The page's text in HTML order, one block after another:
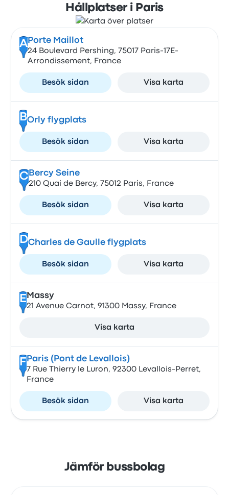
Hållplatser i Paris
A Porte Maillot
24 Boulevard Pershing, 75017 Paris-17E-
Arrondissement, France
Besök sidan Visa karta
BOrly flygplats
Besök sidan Visa karta
CBercy Seine
210 Quai de Bercy, 75012 Paris, France
Besök sidan Visa karta
DCharles de Gaulle flygplats
Besök sidan Visa karta
E Massy
21 Avenue Carnot, 91300 Massy, France
Visa karta
F Paris (Pont de Levallois)
7 Rue Thierry le Luron, 92300 Levallois-Perret,
France
Besök sidan Visa karta
Jämför bussbolag